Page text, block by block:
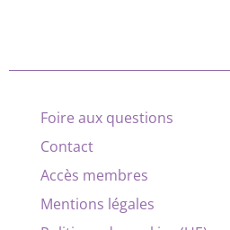
Foire aux questions
Contact
Accès membres
Mentions légales